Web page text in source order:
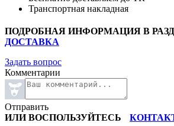
Транспортная накладная
ПОДРОБНАЯ ИНФОРМАЦИЯ В
ДОСТАВКА
Задать вопрос
Комментарии
Отправить
ИЛИ ВОСПОЛЬЗУЙТЕСЬ